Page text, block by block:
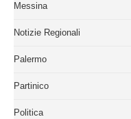
Messina
Notizie Regionali
Palermo
Partinico
Politica